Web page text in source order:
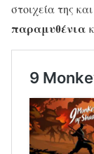
στοιχεία της
παραμυθένια